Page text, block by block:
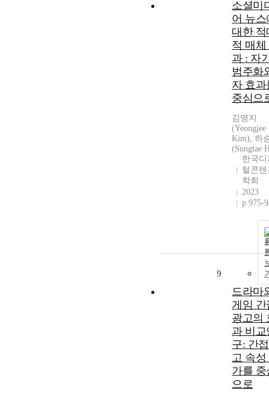
소셜미
어 뉴스
대한 적
적 매체
과 : 자
범주화
자 효과
중심으
김영지
(Yeongjee
Kim), 하
(Sungtae
한국디
털콘텐
학회
2023
p.975-
9
드라마
게임 간
광고의
과 비교
구: 간
고 속성
가를 중
으로